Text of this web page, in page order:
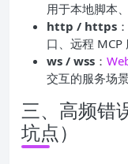
用于本地脚本
http / https
口、远程 MCP
ws / wss ：
交互的服务场
三、高频错
坑点）